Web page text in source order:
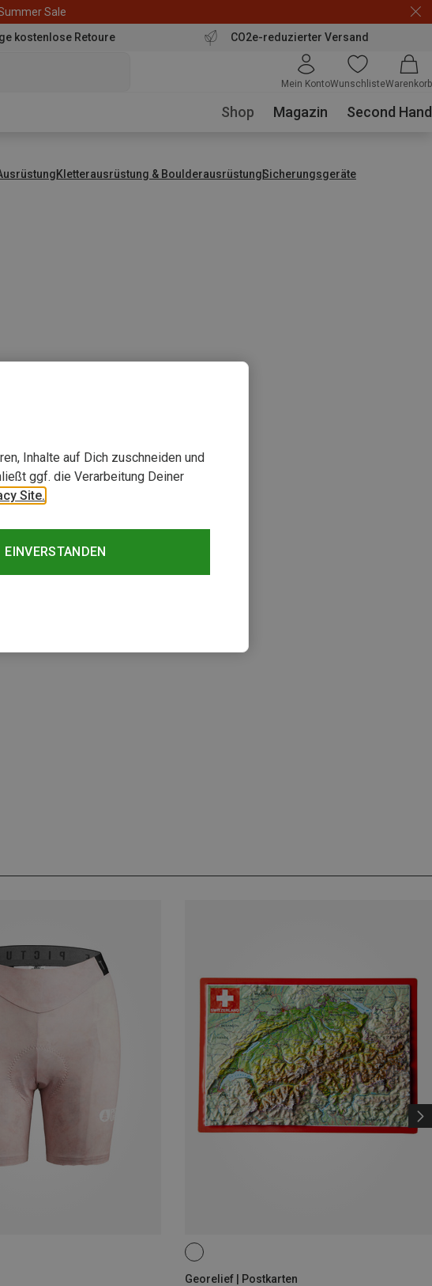
Sale
kostenlose Retoure CO2e-reduzierter Versand
Mein KontoWunschlisteWarenkorb
Shop Magazin Second Hand
Kletterausrüstung & BoulderausrüstungSicherungsgeräte
Georelief | Postkarten
Inhalte auf Dich zuschneiden und
ggf. die Verarbeitung Deiner
Site.
EINVERSTANDEN